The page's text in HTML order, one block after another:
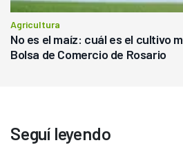
Agricultura
No es el maíz: cuál es el cultivo
Bolsa de Comercio de Rosario
Seguí leyendo